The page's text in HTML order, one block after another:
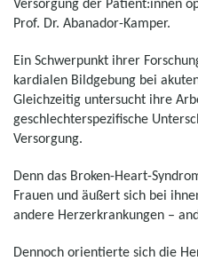
Prof. Dr. Abanador-Kamper.
Ein Schwerpunkt ihrer
kardialen Bildgebung bei
Gleichzeitig untersucht ihre
geschlechterspezifische
Versorgung.
Denn das Broken-Heart-
Frauen und äußert sich bei
andere Herzerkrankungen –
Dennoch orientierte sich die